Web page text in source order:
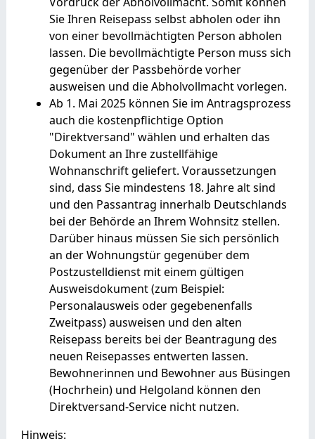
Sie Ihren Reisepass selbst abholen oder ihn
von einer bevollmächtigten Person abholen
lassen. Die bevollmächtigte Person muss sich
gegenüber der Passbehörde vorher
ausweisen und die Abholvollmacht vorlegen.
Ab 1. Mai 2025 können Sie im Antragsprozess
auch die kostenpflichtige Option
"Direktversand" wählen und erhalten das
Dokument an Ihre zustellfähige
Wohnanschrift geliefert. Voraussetzungen
sind, dass Sie mindestens 18. Jahre alt sind
und den Passantrag innerhalb Deutschlands
bei der Behörde an Ihrem Wohnsitz stellen.
Darüber hinaus müssen Sie sich persönlich
an der Wohnungstür gegenüber dem
Postzustelldienst mit einem gültigen
Ausweisdokument (zum Beispiel:
Personalausweis oder gegebenenfalls
Zweitpass) ausweisen und den alten
Reisepass bereits bei der Beantragung des
neuen Reisepasses entwerten lassen.
Bewohnerinnen und Bewohner aus Büsingen
(Hochrhein) und Helgoland können den
Direktversand-Service nicht nutzen.
Hinweis: